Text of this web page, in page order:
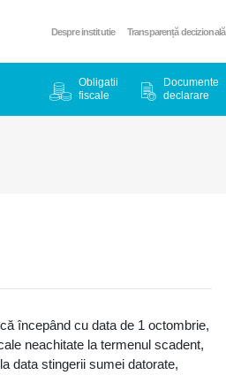
Despre institutie Transparență decizională
Obligatii
fiscale
Documente
declarare
începând cu data de 1 octombrie,
neachitate la termenul scadent,
data stingerii sumei datorate,